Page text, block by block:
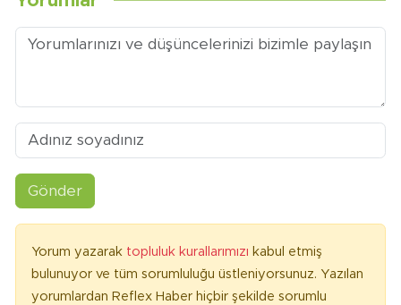
Gönder
Yorum yazarak topluluk kurallarımızı kabul etmiş
bulunuyor ve tüm sorumluluğu üstleniyorsunuz. Yazılan
yorumlardan Reflex Haber hiçbir şekilde sorumlu